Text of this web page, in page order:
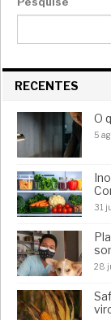
RECENTES
O
5
31
28